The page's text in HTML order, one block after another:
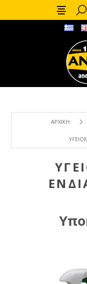
ΑΡΧΙΚΉ